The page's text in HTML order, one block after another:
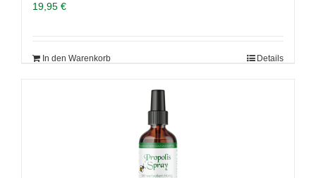
19,95 €
In den Warenkorb Details